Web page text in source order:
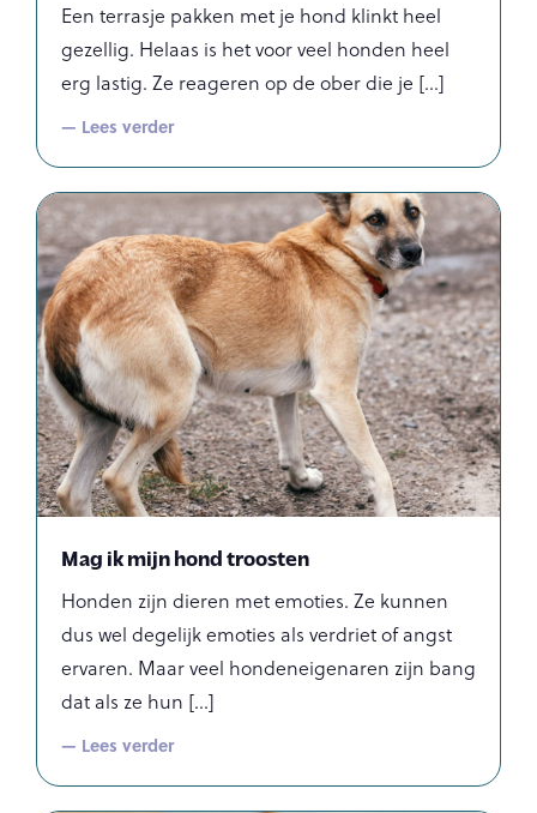
Een terrasje pakken met je hond klinkt heel
gezellig. Helaas is het voor veel honden heel
erg lastig. Ze reageren op de ober die je
— Lees verder
Mag ik mijn hond troosten
Honden zijn dieren met emoties. Ze kunnen
dus wel degelijk emoties als verdriet of angst
ervaren. Maar veel hondeneigenaren zijn bang
dat als ze hun
— Lees verder